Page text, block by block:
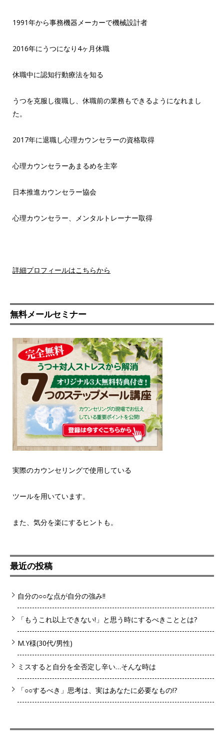
1991年から事務機器メーカーで機械設計者
2016年にうつになり4ヶ月休職
休職中に認知行動療法を知る
うつを克服し復職し、休職前の業務もできるようになれまし
た。
2017年に退職し心理カウンセラーの資格取得
心理カウンセラーあまるめを主宰
日本推進カウンセラー協会
心理カウンセラー、メンタルトレーナー取得
詳細プロフィールはこちらから
無料メールセミナー
実際のカウンセリングで使用している
ツールを用いています。
また、気分を楽にするヒントも。
最近の投稿
自分の○○な点が自分の強み!!
「もうこれ以上できない!」と思う時にするべきこととは?
M.Y様(30代/男性)
ミスすると自分を全否定し辛い…そんな時は
「○○するべき」思考は、実はあなたに必要なもの!?